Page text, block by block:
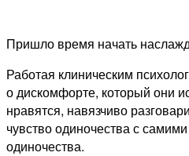
Пришло время начать
Работая клиническим
о дискомфорте, который они
нравятся, навязчиво
чувство одиночества с
одиночества.